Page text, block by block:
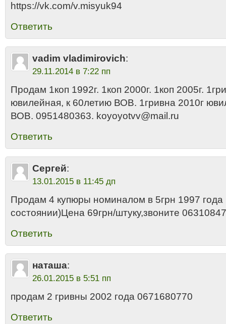
https://vk.com/v.misyuk94
Ответить
vadim vladimirovich:
29.11.2014 в 7:22 пп
Продам 1коп 1992г. 1коп 2000г. 1коп 2005г.
ювилейная, к 60летию ВОВ. 1гривна 2010г
ВОВ. 0951480363. koyoyotvv@mail.ru
Ответить
Сергей:
13.01.2015 в 11:45 дп
Продам 4 купюры номиналом в 5грн 1997 года
состоянии)Цена 69грн/штуку,звоните
Ответить
наташа:
26.01.2015 в 5:51 пп
продам 2 гривны 2002 года 0671680770
Ответить